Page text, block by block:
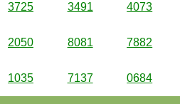
3725 3491 4073
2050 8081 7882
1035 7137 0684